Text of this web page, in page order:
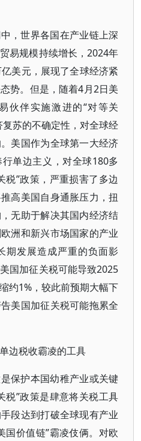
，世界各国在产业链上深
易规模持续增长，2024年
美元，展现了全球经济紧
势。但是，随着4月2日美
伙伴实施激进的“对等关
苏的不确定性，对全球经
美国作为全球第一大经济
单边主义，对全球180多
税”政策，严重损害了多边
高美国自身通胀压力，扭
无助于解决其国内经济结
洲和新兴市场国家的产业
期发展造成严重的负面影
国加征关税可能导致2025
约1%，较此前预期大幅下
美国加征关税可能拖累全
边税收霸凌的工具
保护本国幼稚产业或关键
税”政策是肆意将关税工具
段达到打破全球现有产业
国价值链”霸凌伎俩。对欧